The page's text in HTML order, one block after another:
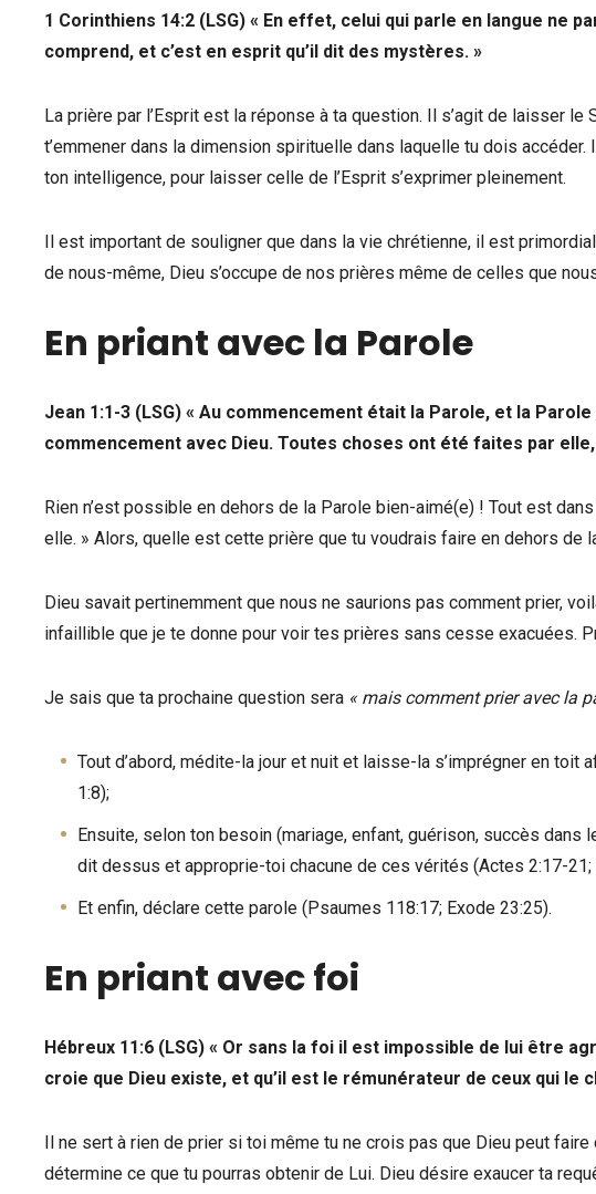
1 Corinthiens 14:2 (LSG) « En effet, celui qui parle en langue ne
comprend, et c’est en esprit qu’il dit des mystères. »
La prière par l’Esprit est la réponse à ta question. Il s’agit de laisser
t’emmener dans la dimension spirituelle dans laquelle tu dois
ton intelligence, pour laisser celle de l’Esprit s’exprimer pleinement.
Il est important de souligner que dans la vie chrétienne, il est
de nous-même, Dieu s’occupe de nos prières même de celles que
En priant avec la Parole
Jean 1:1-3 (LSG) « Au commencement était la Parole, et la
commencement avec Dieu. Toutes choses ont été faites par
Rien n’est possible en dehors de la Parole bien-aimé(e) ! Tout est
elle. » Alors, quelle est cette prière que tu voudrais faire en dehors de
Dieu savait pertinemment que nous ne saurions pas comment prier,
infaillible que je te donne pour voir tes prières sans cesse exacuées.
Je sais que ta prochaine question sera « mais comment prier avec la
Tout d’abord, médite-la jour et nuit et laisse-la s’imprégner en
1:8);
Ensuite, selon ton besoin (mariage, enfant, guérison, succès
dit dessus et approprie-toi chacune de ces vérités (Actes 2:17-21;
Et enfin, déclare cette parole (Psaumes 118:17; Exode 23:25).
En priant avec foi
Hébreux 11:6 (LSG) « Or sans la foi il est impossible de lui être
croie que Dieu existe, et qu’il est le rémunérateur de ceux qui le
Il ne sert à rien de prier si toi même tu ne crois pas que Dieu peut faire
détermine ce que tu pourras obtenir de Lui. Dieu désire exaucer ta